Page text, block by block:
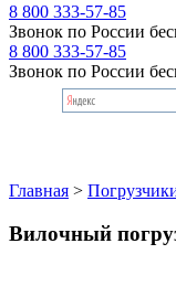
8 800 333-57-85
Звонок по России
8 800 333-57-85
Звонок по России
Главная >
Вилочный